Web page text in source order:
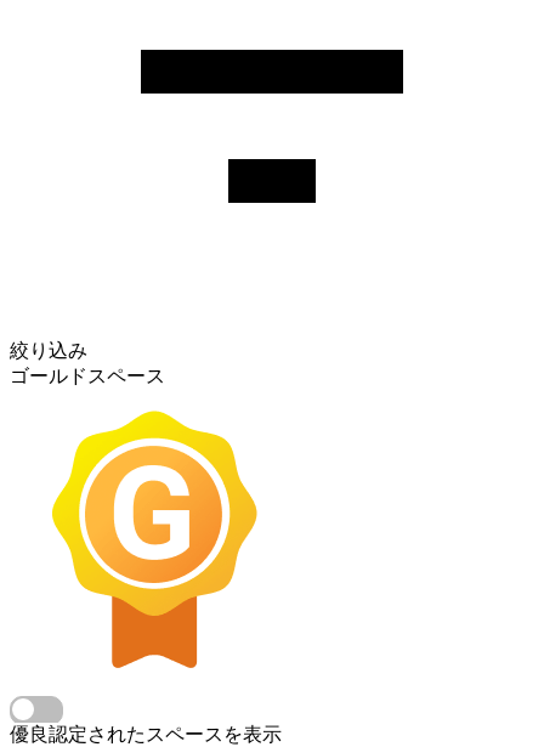
絞り込み
ゴールドスペース
優良認定されたスペースを表示